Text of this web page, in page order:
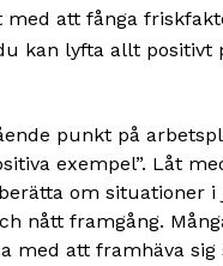
med att fånga
kan lyfta allt positivt
punkt på
exempel”. Låt
om situationer i
nått framgång.
med att framhäva sig